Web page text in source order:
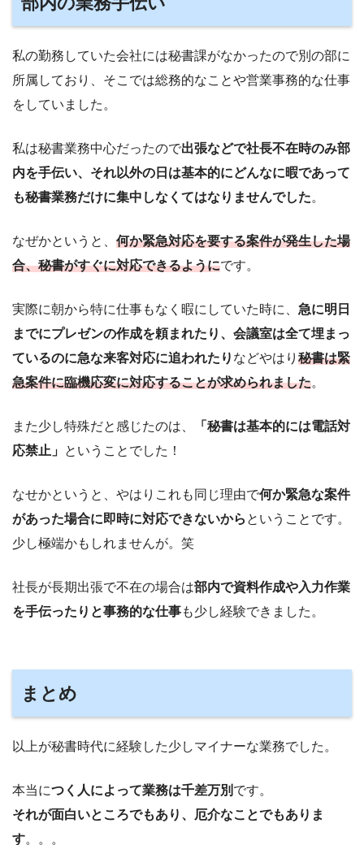
私の勤務していた会社には秘書課がなかったので別の部に
所属しており、そこでは総務的なことや営業事務的な仕事
をしていました。
私は秘書業務中心だったので出張などで社長不在時のみ部
内を手伝い、それ以外の日は基本的にどんなに暇であって
も秘書業務だけに集中しなくてはなりませんでした。
なぜかというと、 何か緊急対応を要する案件が発生した場
合、秘書がすぐに対応できるようにです。
実際に朝から特に仕事もなく暇にしていた時に、 急に明日
までにプレゼンの作成を頼まれたり、会議室は全て埋まっ
ているのに急な来客対応に追われたり などやはり 秘書は緊
急案件に臨機応変に対応することが求められました。
また少し特殊だと感じたのは、
「秘書は基本的には電話対
応禁止」 ということでした！
なせかというと、やはりこれも同じ理由で何か緊急な案件
があった場合に即時に対応できないから ということです。
少し極端かもしれませんが。笑
社長が長期出張で不在の場合は部内で資料作成や入力作業
を手伝ったりと事務的な仕事も少し経験できました。
まとめ
以上が秘書時代に経験した少しマイナーな業務でした。
本当につく人によって業務は千差万別 です。
それが面白いところでもあり、厄介なことでもありま
す。。。